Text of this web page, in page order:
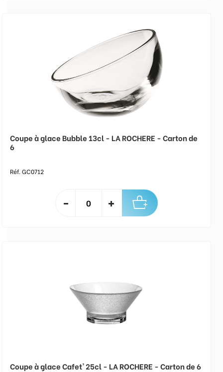
Coupe à glace Bubble 13cl - LA ROCHERE - Carton de
6
Réf. GC0712
Coupe à glace Cafet' 25cl - LA ROCHERE - Carton de 6